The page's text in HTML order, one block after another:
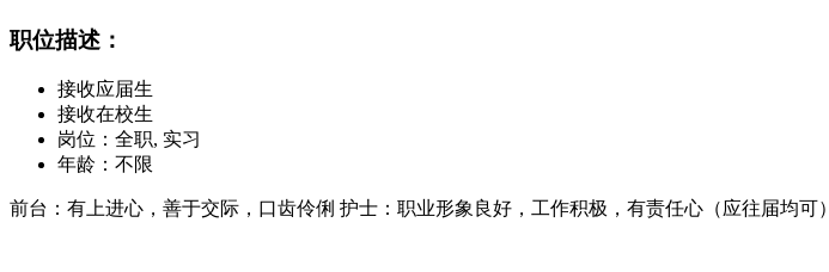
职位描述：
接收应届生
接收在校生
岗位：全职, 实习
年龄：不限
前台：有上进心，善于交际，口齿伶俐 护士：职业形象良好，工作积极，有责任心（应往届均可）